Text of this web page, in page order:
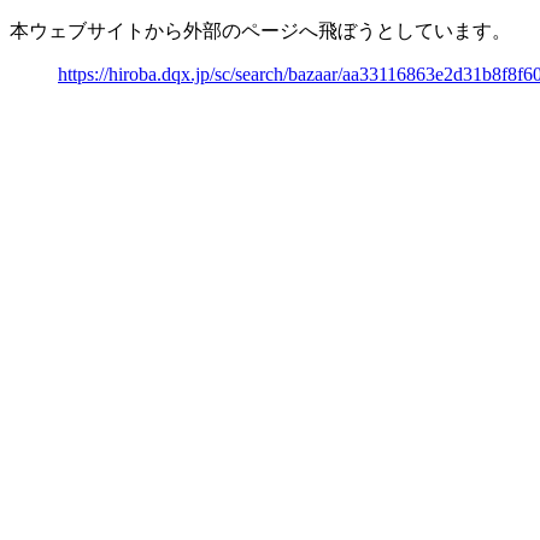
本ウェブサイトから外部のページへ飛ぼうとしています。
https://hiroba.dqx.jp/sc/search/bazaar/